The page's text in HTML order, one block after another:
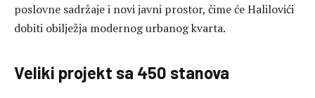
poslovne sadržaje i novi javni prostor, čime će Halilovići
dobiti obilježja modernog urbanog kvarta.
Veliki projekt sa 450 stanova